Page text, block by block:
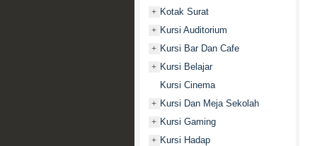
+ Kotak Surat
+ Kursi Auditorium
+ Kursi Bar Dan Cafe
+ Kursi Belajar
Kursi Cinema
+ Kursi Dan Meja Sekolah
+ Kursi Gaming
+ Kursi Hadap